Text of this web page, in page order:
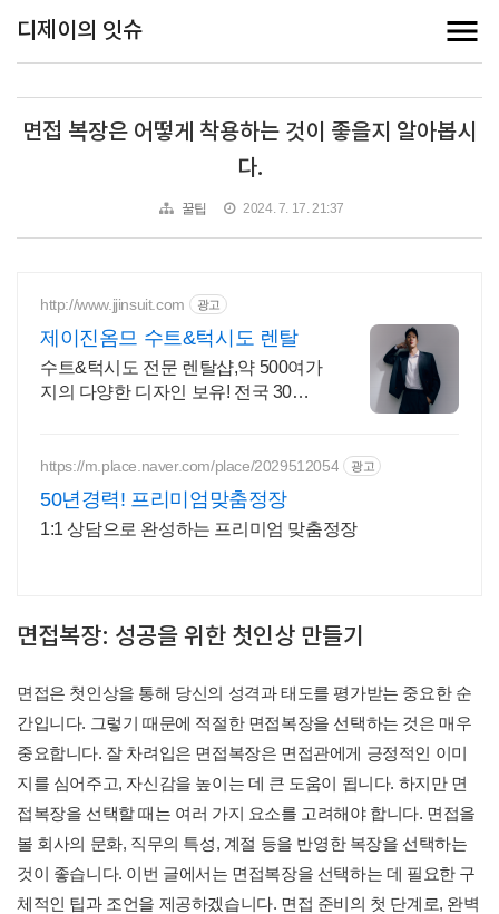
디제이의 잇슈
면접 복장은 어떻게 착용하는 것이 좋을지 알아봅시
다.
꿀팁 2024. 7. 17. 21:37
http://www.jjinsuit.com 광고
제이진옴므 수트&턱시도 렌탈
수트&턱시도 전문 렌탈샵,약 500여가
지의 다양한 디자인 보유! 전국 30개
https://m.place.naver.com/place/2029512054 광고
50년경력! 프리미엄맞춤정장
1:1 상담으로 완성하는 프리미엄 맞춤정장
면접복장: 성공을 위한 첫인상 만들기
면접은 첫인상을 통해 당신의 성격과 태도를 평가받는 중요한 순
간입니다. 그렇기 때문에 적절한 면접복장을 선택하는 것은 매우
중요합니다. 잘 차려입은 면접복장은 면접관에게 긍정적인 이미
지를 심어주고, 자신감을 높이는 데 큰 도움이 됩니다. 하지만 면
접복장을 선택할 때는 여러 가지 요소를 고려해야 합니다. 면접을
볼 회사의 문화, 직무의 특성, 계절 등을 반영한 복장을 선택하는
것이 좋습니다. 이번 글에서는 면접복장을 선택하는 데 필요한 구
체적인 팁과 조언을 제공하겠습니다. 면접 준비의 첫 단계로, 완벽